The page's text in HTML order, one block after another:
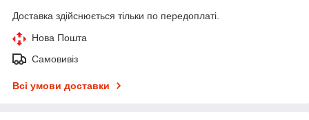
Доставка здійснюється тільки по передоплаті.
Нова Пошта
Самовивіз
Всі умови доставки